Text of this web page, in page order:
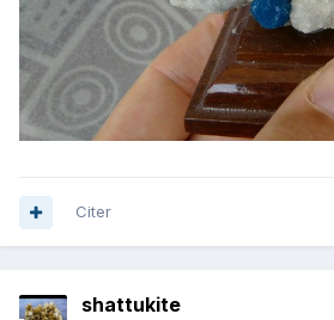
Citer
shattukite